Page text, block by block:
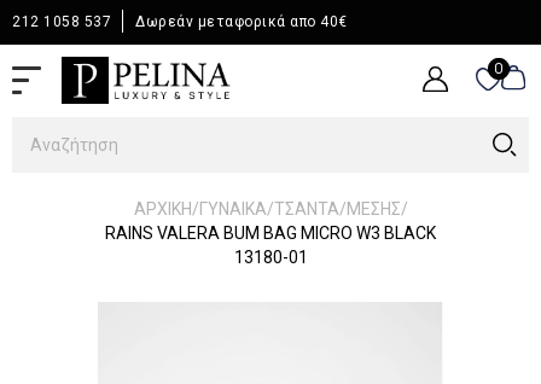
212 1058 537 Δωρεάν μεταφορικά απο 40€
0
0
ΑΡΧΙΚΉ/ΓΥΝΑΙΚΑ/ΤΣΑΝΤΑ/ΜΕΣΗΣ/
RAINS VALERA BUM BAG MICRO W3 BLACK
13180-01